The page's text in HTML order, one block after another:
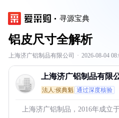
寻源宝典
铝皮尺寸全解析
上海济广铝制品有限公司 · 2026-08-04
上海济广铝制品有限
法人:侯典魁 通过深度核验
上海济广铝制品，2016年成立